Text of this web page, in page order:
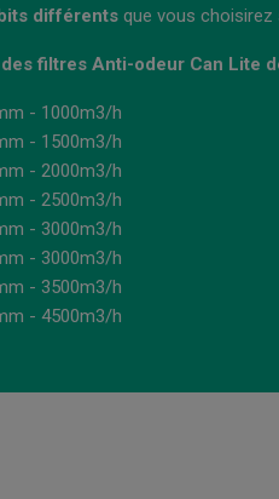
différents que vous choisirez
filtres Anti-odeur Can Lite
- 1000m3/h
- 1500m3/h
- 2000m3/h
- 2500m3/h
- 3000m3/h
- 3000m3/h
- 3500m3/h
- 4500m3/h